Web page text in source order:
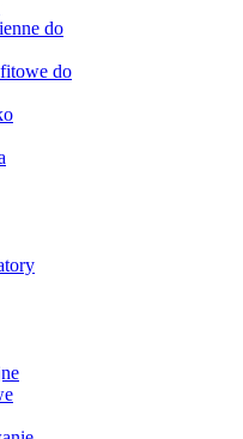
do
do